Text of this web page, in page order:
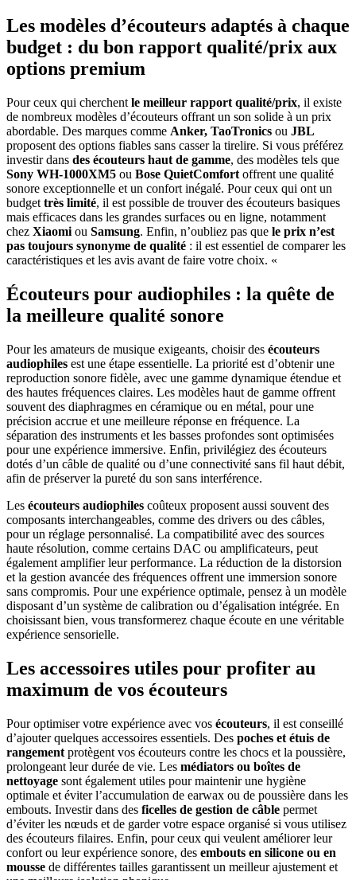
Les modèles d’écouteurs adaptés à chaque
budget : du bon rapport qualité/prix aux
options premium
Pour ceux qui cherchent le meilleur rapport qualité/prix, il existe
de nombreux modèles d’écouteurs offrant un son solide à un prix
abordable. Des marques comme Anker, TaoTronics ou JBL
proposent des options fiables sans casser la tirelire. Si vous préférez
investir dans des écouteurs haut de gamme, des modèles tels que
Sony WH-1000XM5 ou Bose QuietComfort offrent une qualité
sonore exceptionnelle et un confort inégalé. Pour ceux qui ont un
budget très limité, il est possible de trouver des écouteurs basiques
mais efficaces dans les grandes surfaces ou en ligne, notamment
chez Xiaomi ou Samsung. Enfin, n’oubliez pas que le prix n’est
pas toujours synonyme de qualité : il est essentiel de comparer les
caractéristiques et les avis avant de faire votre choix. «
Écouteurs pour audiophiles : la quête de
la meilleure qualité sonore
Pour les amateurs de musique exigeants, choisir des écouteurs
audiophiles est une étape essentielle. La priorité est d’obtenir une
reproduction sonore fidèle, avec une gamme dynamique étendue et
des hautes fréquences claires. Les modèles haut de gamme offrent
souvent des diaphragmes en céramique ou en métal, pour une
précision accrue et une meilleure réponse en fréquence. La
séparation des instruments et les basses profondes sont optimisées
pour une expérience immersive. Enfin, privilégiez des écouteurs
dotés d’un câble de qualité ou d’une connectivité sans fil haut débit,
afin de préserver la pureté du son sans interférence.
Les écouteurs audiophiles coûteux proposent aussi souvent des
composants interchangeables, comme des drivers ou des câbles,
pour un réglage personnalisé. La compatibilité avec des sources
haute résolution, comme certains DAC ou amplificateurs, peut
également amplifier leur performance. La réduction de la distorsion
et la gestion avancée des fréquences offrent une immersion sonore
sans compromis. Pour une expérience optimale, pensez à un modèle
disposant d’un système de calibration ou d’égalisation intégrée. En
choisissant bien, vous transformerez chaque écoute en une véritable
expérience sensorielle.
Les accessoires utiles pour profiter au
maximum de vos écouteurs
Pour optimiser votre expérience avec vos écouteurs, il est conseillé
d’ajouter quelques accessoires essentiels. Des poches et étuis de
rangement protègent vos écouteurs contre les chocs et la poussière,
prolongeant leur durée de vie. Les médiators ou boîtes de
nettoyage sont également utiles pour maintenir une hygiène
optimale et éviter l’accumulation de earwax ou de poussière dans les
embouts. Investir dans des ficelles de gestion de câble permet
d’éviter les nœuds et de garder votre espace organisé si vous utilisez
des écouteurs filaires. Enfin, pour ceux qui veulent améliorer leur
confort ou leur expérience sonore, des embouts en silicone ou en
mousse de différentes tailles garantissent un meilleur ajustement et